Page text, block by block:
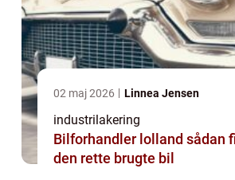
02 maj 2026 Linnea Jensen
industrilakering
Bilforhandler lolland sådan finder du
den rette brugte bil